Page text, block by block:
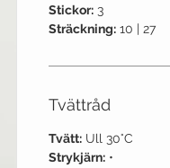
Stickor: 3
Sträckning: 10 | 27
Tvättråd
Tvätt: Ull 30°C
Strykjärn: •